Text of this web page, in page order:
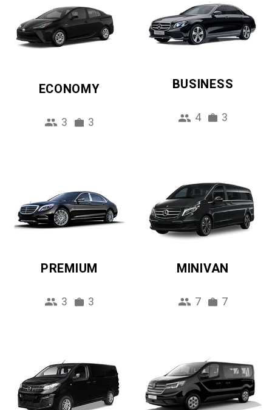
ECONOMY
3 3
BUSINESS
4 3
PREMIUM
3 3
MINIVAN
7 7